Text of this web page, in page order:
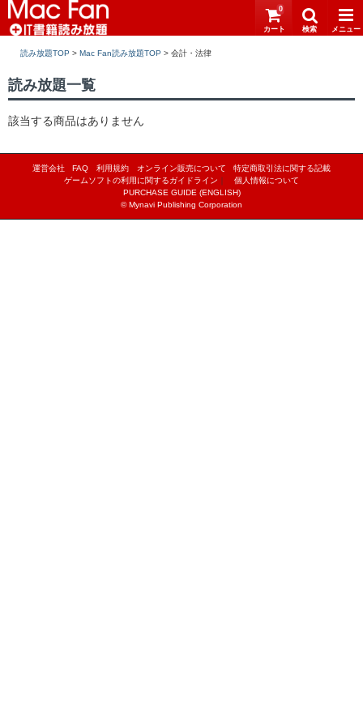
読み放題TOP > Mac Fan読み放題TOP >
0
読み放題一覧
該当する商品はありません
運営会社 FAQ 利用規約 オンライン販売について
特定商取引法に関する記載
ゲームソフトの利用に関するガイドライン
個人情報について
PURCHASE GUIDE (ENGLISH)
© Mynavi Publishing Corporation